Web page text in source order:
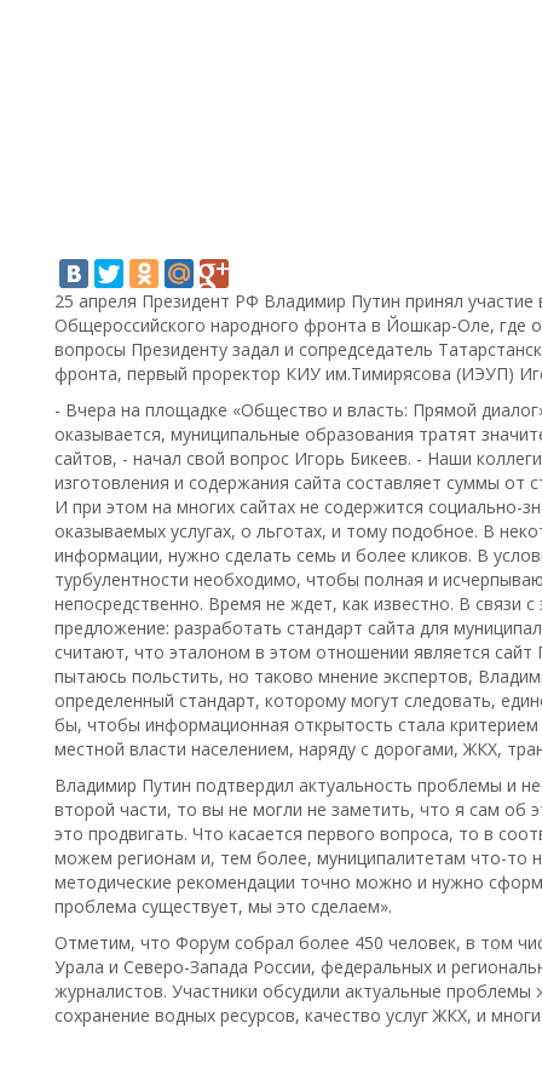
25 апреля Президент РФ Владимир Путин принял
Общероссийского народного фронта в Йошкар-Оле, где
вопросы Президенту задал и сопредседатель
фронта, первый проректор КИУ им.Тимирясова (ИЭУП)
- Вчера на площадке «Общество и власть: Прямой
оказывается, муниципальные образования тратят
сайтов, - начал свой вопрос Игорь Бикеев. - Наши
изготовления и содержания сайта составляет суммы от
И при этом на многих сайтах не содержится социально-
оказываемых услугах, о льготах, и тому подобное. В
информации, нужно сделать семь и более кликов. В
турбулентности необходимо, чтобы полная и
непосредственно. Время не ждет, как известно. В связи
предложение: разработать стандарт сайта для
считают, что эталоном в этом отношении является
пытаюсь польстить, но таково мнение экспертов,
определенный стандарт, которому могут следовать,
бы, чтобы информационная открытость стала
местной власти населением, наряду с дорогами, ЖКХ,
Владимир Путин подтвердил актуальность проблемы и
второй части, то вы не могли не заметить, что я сам об
это продвигать. Что касается первого вопроса, то в
можем регионам и, тем более, муниципалитетам что-то
методические рекомендации точно можно и нужно
проблема существует, мы это сделаем».
Отметим, что Форум собрал более 450 человек, в том
Урала и Северо-Запада России, федеральных и
журналистов. Участники обсудили актуальные
сохранение водных ресурсов, качество услуг ЖКХ, и